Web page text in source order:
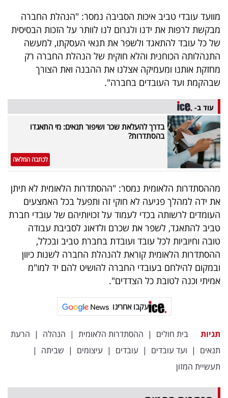
מוועד עובדי טביב איכות הסביבה נמסר: "הנהלת החברה
מבקשת לרפות את ידנו ולגרום לנו לוותר על הזכות הבסיסית
של כל עובד להתאגד ולשפר את תנאי העסקתו, למעשה
התנהלותה הכוחנית והלא חוקית של הנהלת החברה רק
מחזקת אותנו ומעמיקה אצלנו את ההבנה ואת הצורך
שבהקמת ועד העובדים בחברה".
עוד ב-
בדרך להעלאת שכר ושיפור תנאים: מי התאגדו
בהסתדרות?
לכתבה המלאה
מההסתדרות הלאומית נמסר: "ההסתדרות הלאומית לא תיתן
את ידה למהלך פגיעה לא חוקי זה ותפעל בכל האמצעים
העומדים לרשותה בכדי לעמוד על זכויותיהם של עובדי חברת
טביב להתאגד, לשפר את שכרם ולדאוג לסביבת עבודה
טובה וחיוביות לכל עובד ועובדת בחברת טביב ובכלל,
ההסתדרות הלאומית קוראת להנהלת החברה לשנות כיוון
ובמקום להילחם בעובדי החברה להושיט להם יד למו"מ
אמיתי וכנה לטובת כל הצדדים".
עקבו אחרינו
תגיות בית חולים | ההסתדרות הלאומית | הנהלה | הרעת
תנאים | ועד עובדים | עובדים | עיצומים | שביתה |
תעשיית המזון